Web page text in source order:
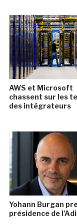
AWS et Microsoft
chassent sur les
des intégrateurs
Yohann Burgan
présidence de